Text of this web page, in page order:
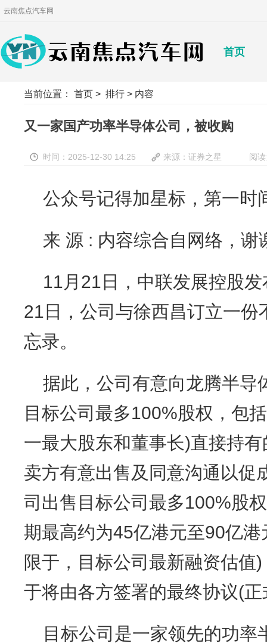
云南焦点汽车网
首页
当前位置： 首页 > 排行 > 内容
又一家国产功率半导体公司，被收购
时间：2025-12-30 14:25 来源：证券之星 阅
公众号记得加星标，第一时
来 源 : 内容综合自网络，谢
11月21日，中联发展控股
21日，公司与徐西昌订立一
忘录。
据此，公司有意向龙腾半导
目标公司最多100%股权，包
一最大股东和董事长)直接持
卖方有意出售及同意沟通以促
司出售目标公司最多100%股
期最高约为45亿港元至90亿
限于，目标公司最新融资估值
于将由各方签署的最终协议(
目标公司是一家领先的功率